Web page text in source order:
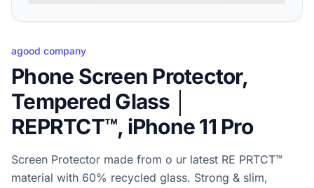
agood company
Phone Screen Protector,
Tempered Glass │
REPRTCT™, iPhone 11 Pro
Screen Protector made from o ur latest RE PRTCT™
material with 60% recycled glass. Strong & slim,